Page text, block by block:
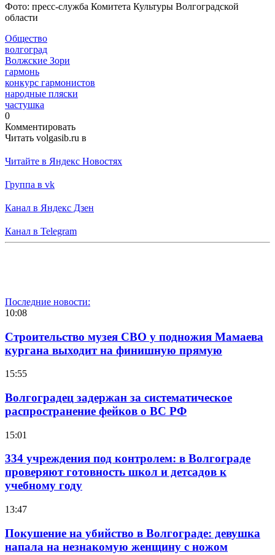
Фото: пресс-служба Комитета Культуры Волгоградской
области
Общество
волгоград
Волжские Зори
гармонь
конкурс гармонистов
народные пляски
частушка
0
Комментировать
Читать volgasib.ru в
Читайте в Яндекс Новостях
Группа в vk
Канал в Яндекс Дзен
Канал в Telegram
Последние новости:
10:08
Строительство музея СВО у подножия Мамаева
кургана выходит на финишную прямую
15:55
Волгоградец задержан за систематическое
распространение фейков о ВС РФ
15:01
334 учреждения под контролем: в Волгограде
проверяют готовность школ и детсадов к
учебному году
13:47
Покушение на убийство в Волгограде: девушка
напала на незнакомую женщину с ножом